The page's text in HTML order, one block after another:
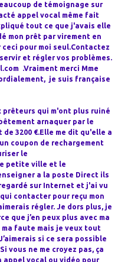
de témoignage sur
appel vocal même fait
tout ce que j'avais elle
mon prêt par virement en
ceci pour moi seul.Contactez
et régler vos problèmes.
.Vraiment merci Mme
je suis française
prêteurs qui m'ont plus ruiné
arnaquer par le
3200 €.Elle me dit qu'elle a
coupon de rechargement
le
petite ville et le
a la poste Direct ils
sur Internet et j'ai vu
contacter pour reçu mon
régler. Je dors plus, je
que j’en peux plus avec ma
faute mais je veux tout
si ce sera possible
vous ne me croyez pas, ça
appel vocal ou vidéo pour